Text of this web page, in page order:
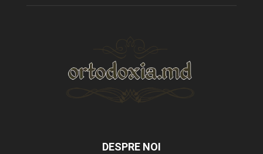
DESPRE NOI